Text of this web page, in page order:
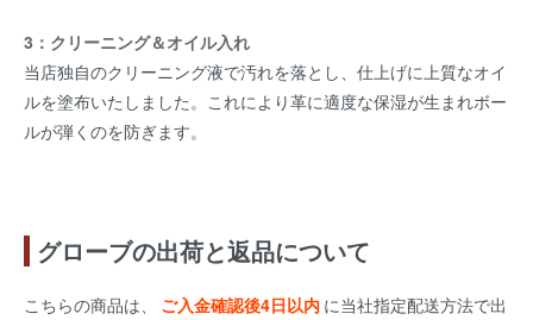
3：クリーニング＆オイル入れ
当店独自のクリーニング液で汚れを落とし、仕上げに上質なオイ
ルを塗布いたしました。これにより革に適度な保湿が生まれボー
ルが弾くのを防ぎます。
グローブの出荷と返品について
こちらの商品は、 ご入金確認後4日以内 に当社指定配送方法で出